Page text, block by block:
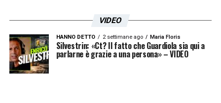
VIDEO
HANNO DETTO 2 settimane ago Maria Floris
Silvestrin: «Ct? Il fatto che Guardiola sia qui a
parlarne è grazie a una persona» – VIDEO